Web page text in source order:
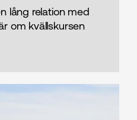
lång relation med
om kvällskursen